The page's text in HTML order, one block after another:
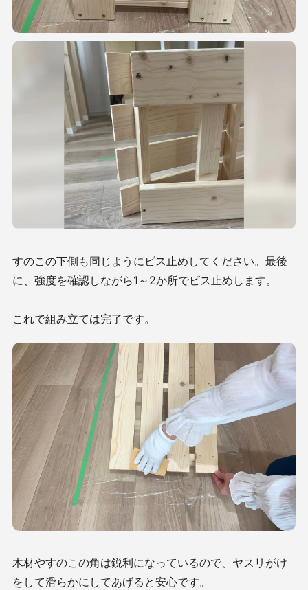
すのこの下側も同じようにビス止めしてください。最後
に、強度を確認しながら1～2か所でビス止めします。
これで組み立ては完了です。
木材やすのこの角は鋭利になっているので、ヤスリがけ
をして滑らかにしてあげると安心です。